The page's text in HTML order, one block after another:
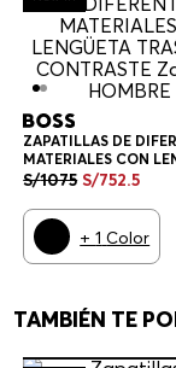
POLERA DE
CON DETALLE
HOMBRE
S/565
TAMBIÉN TE
-30%
New in